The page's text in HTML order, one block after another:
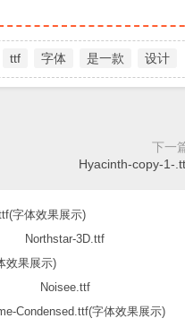
ttf 字体 是一款 设计
下一
Hyacinth-copy-1-
Northstar-3D.ttf
Noisee.ttf